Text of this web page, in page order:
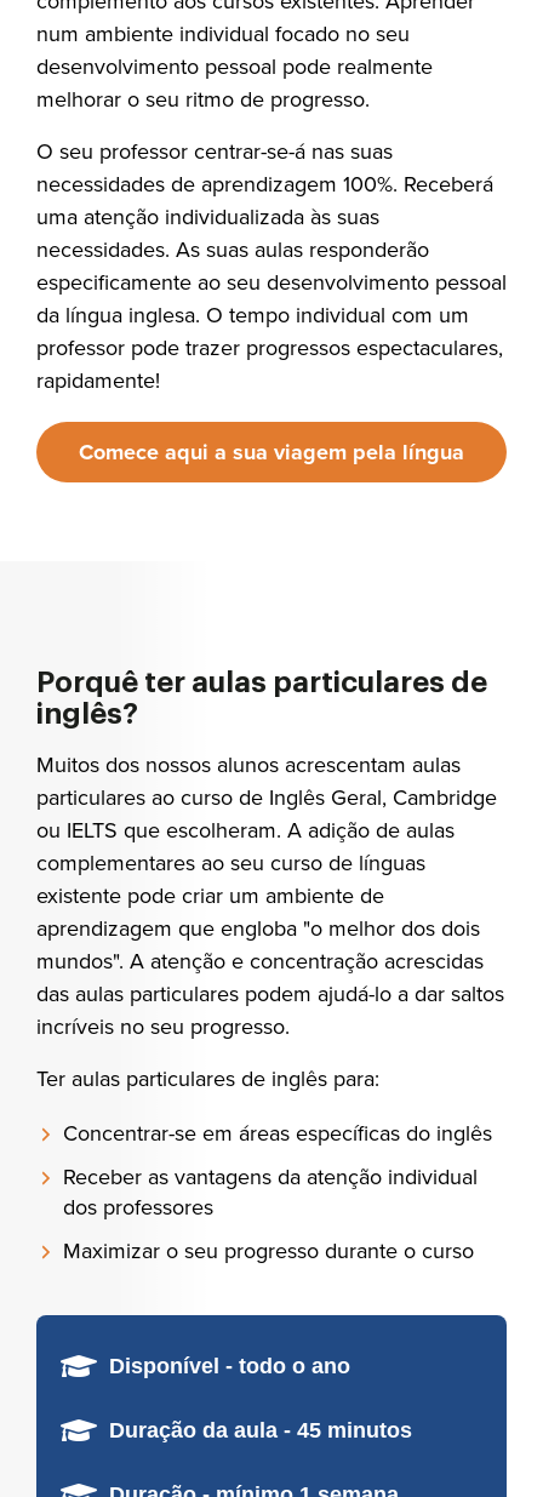
num ambiente individual focado no seu
desenvolvimento pessoal pode realmente
melhorar o seu ritmo de progresso.
O seu professor centrar-se-á nas suas
necessidades de aprendizagem 100%. Receberá
uma atenção individualizada às suas
necessidades. As suas aulas responderão
especificamente ao seu desenvolvimento pessoal
da língua inglesa. O tempo individual com um
professor pode trazer progressos espectaculares,
rapidamente!
Comece aqui a sua viagem pela língua
Porquê ter aulas particulares de
inglês?
Muitos dos nossos alunos acrescentam aulas
particulares ao curso de Inglês Geral, Cambridge
ou IELTS que escolheram. A adição de aulas
complementares ao seu curso de línguas
existente pode criar um ambiente de
aprendizagem que engloba "o melhor dos dois
mundos". A atenção e concentração acrescidas
das aulas particulares podem ajudá-lo a dar saltos
incríveis no seu progresso.
Ter aulas particulares de inglês para:
Concentrar-se em áreas específicas do inglês
Receber as vantagens da atenção individual
dos professores
Maximizar o seu progresso durante o curso
Disponível - todo o ano
Duração da aula - 45 minutos